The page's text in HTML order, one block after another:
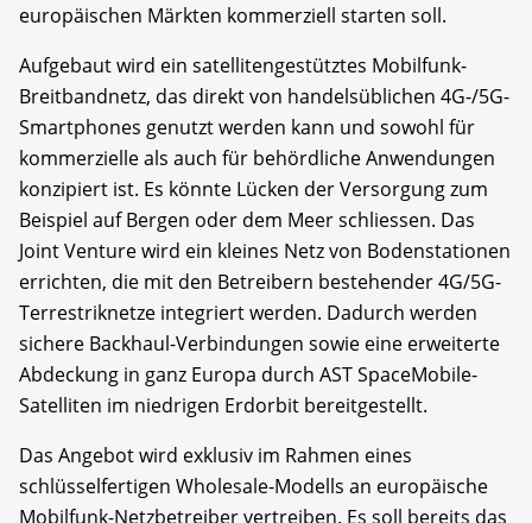
europäischen Märkten kommerziell starten soll.
Aufgebaut wird ein satellitengestütztes Mobilfunk-
Breitbandnetz, das direkt von handelsüblichen 4G-/5G-
Smartphones genutzt werden kann und sowohl für
kommerzielle als auch für behördliche Anwendungen
konzipiert ist. Es könnte Lücken der Versorgung zum
Beispiel auf Bergen oder dem Meer schliessen. Das
Joint Venture wird ein kleines Netz von Bodenstationen
errichten, die mit den Betreibern bestehender 4G/5G-
Terrestriknetze integriert werden. Dadurch werden
sichere Backhaul-Verbindungen sowie eine erweiterte
Abdeckung in ganz Europa durch AST SpaceMobile-
Satelliten im niedrigen Erdorbit bereitgestellt.
Das Angebot wird exklusiv im Rahmen eines
schlüsselfertigen Wholesale-Modells an europäische
Mobilfunk-Netzbetreiber vertreiben. Es soll bereits das